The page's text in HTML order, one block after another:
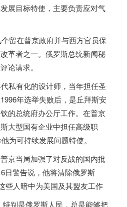
展目标特使，主要负责应对气
留在普京政府并与西方官员保
革者之一。 俄罗斯总统新闻秘
论请求。
私有化的设计师，当年担任圣
年选举失败后，是丘拜斯安
的总统府办公厅工作。在普京
大型国有企业中担任高级职
为可持续发展问题特使。
京当局加强了对反战的国内批
日警告说，他将清除俄罗斯
些人暗中为美国及其盟友工作
特别是俄罗斯人民，总是能够把